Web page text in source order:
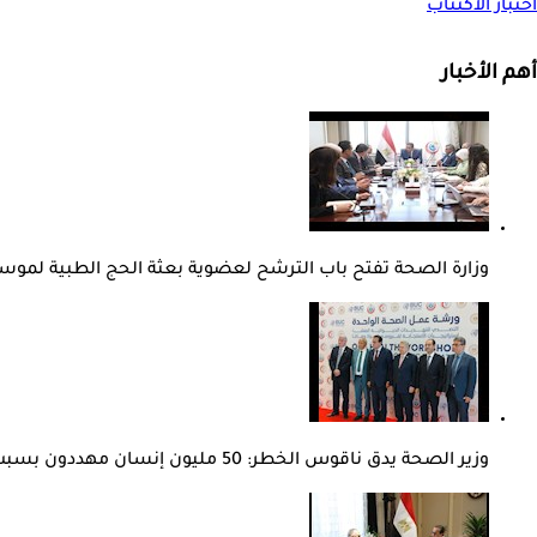
اختبار الاكتئاب
أهم الأخبار
وزارة الصحة تفتح باب الترشح لعضوية بعثة الحج الطبية لموسم
وزير الصحة يدق ناقوس الخطر: 50 مليون إنسان مهددون بسبب المضادات الحيوية